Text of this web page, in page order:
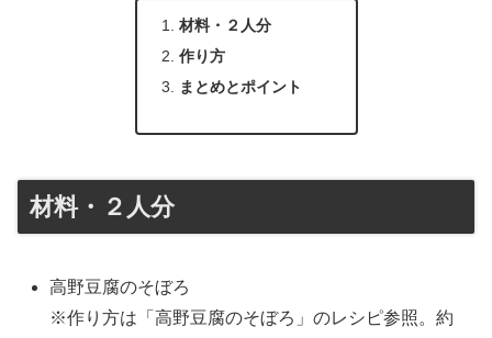
材料・２人分
作り方
まとめとポイント
材料・２人分
高野豆腐のそぼろ
※作り方は「高野豆腐のそぼろ」のレシピ参照。約